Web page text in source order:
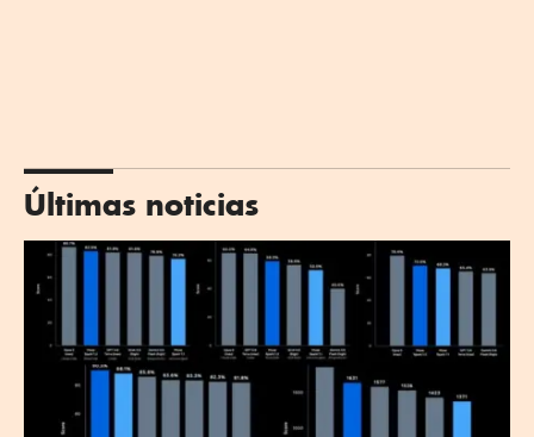
Últimas noticias